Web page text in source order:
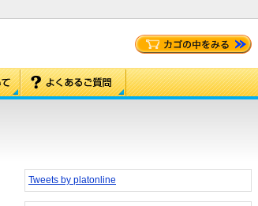
Tweets by platonline